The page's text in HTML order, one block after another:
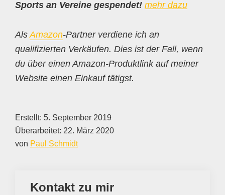
Sports an Vereine gespendet! mehr dazu
AlsAmazon-Partner verdiene ich an
qualifizierten Verkäufen. Dies ist der Fall, wenn
du über einen Amazon-Produktlink auf meiner
Website einen Einkauf tätigst.
Erstellt: 5. September 2019
Überarbeitet: 22. März 2020
von Paul Schmidt
Kontakt zu mir